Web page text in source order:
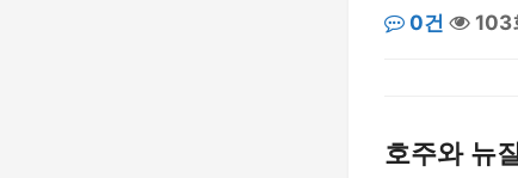
0건
103
호주와 뉴